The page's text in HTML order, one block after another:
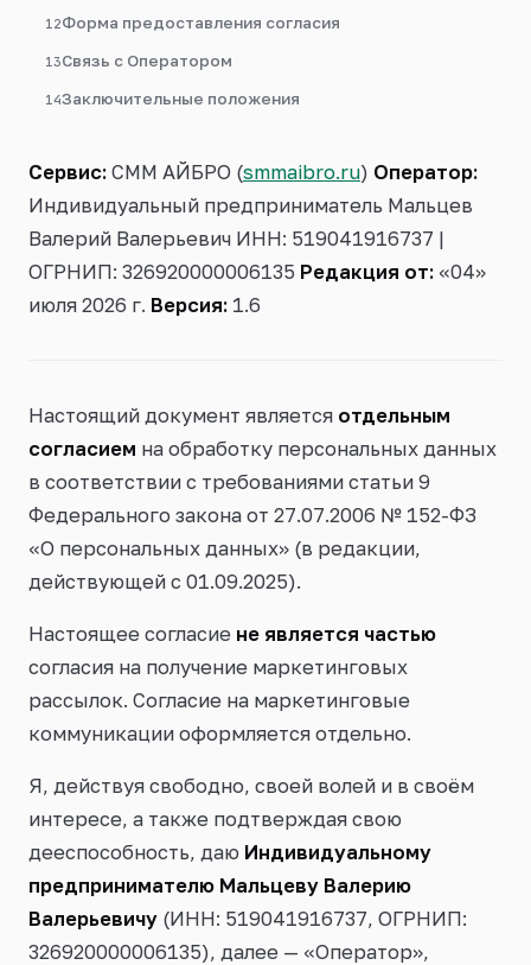
12Форма предоставления согласия
13Связь с Оператором
14Заключительные положения
Сервис: СММ АЙБРО (smmaibro.ru) Оператор:
Индивидуальный предприниматель Мальцев
Валерий Валерьевич ИНН: 519041916737 |
ОГРНИП: 326920000006135 Редакция от: «04»
июля 2026 г. Версия: 1.6
Настоящий документ является отдельным
согласием на обработку персональных данных
в соответствии с требованиями статьи 9
Федерального закона от 27.07.2006 № 152-ФЗ
«О персональных данных» (в редакции,
действующей с 01.09.2025).
Настоящее согласие не является частью
согласия на получение маркетинговых
рассылок. Согласие на маркетинговые
коммуникации оформляется отдельно.
Я, действуя свободно, своей волей и в своём
интересе, а также подтверждая свою
дееспособность, даю Индивидуальному
предпринимателю Мальцеву Валерию
Валерьевичу (ИНН: 519041916737, ОГРНИП:
326920000006135), далее — «Оператор»,